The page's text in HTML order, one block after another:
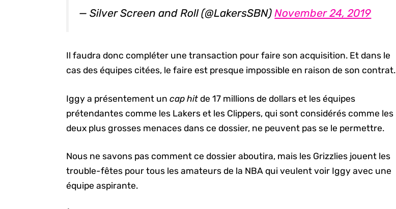
— Silver Screen and Roll (@LakersSBN)November 24, 2019
Il faudra donc compléter une transaction pour faire son acquisition. Et dans le
cas des équipes citées, le faire est presque impossible en raison de son contrat.
Iggy a présentement uncap hitde 17 millions de dollars et les équipes
prétendantes comme les Lakers et les Clippers, qui sont considérés comme les
deux plus grosses menaces dans ce dossier, ne peuvent pas se le permettre.
Nous ne savons pas comment ce dossier aboutira, mais les Grizzlies jouent les
trouble-fêtes pour tous les amateurs de la NBA qui veulent voir Iggy avec une
équipe aspirante.